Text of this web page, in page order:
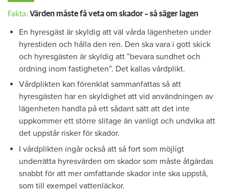
Fakta: Värden måste få veta om skador – så säger lagen
En hyresgäst är skyldig att väl vårda lägenheten under
hyrestiden och hålla den ren. Den ska vara i gott skick
och hyresgästen är skyldig att ”bevara sundhet och
ordning inom fastigheten”. Det kallas vårdplikt.
Vårdplikten kan förenklat sammanfattas så att
hyresgästen har en skyldighet att vid användningen av
lägenheten handla på ett sådant sätt att det inte
uppkommer ett större slitage än vanligt och undvika att
det uppstår risker för skador.
I vårdplikten ingår också att så fort som möjligt
underrätta hyresvärden om skador som måste åtgärdas
snabbt för att mer omfattande skador inte ska uppstå,
som till exempel vattenläckor.